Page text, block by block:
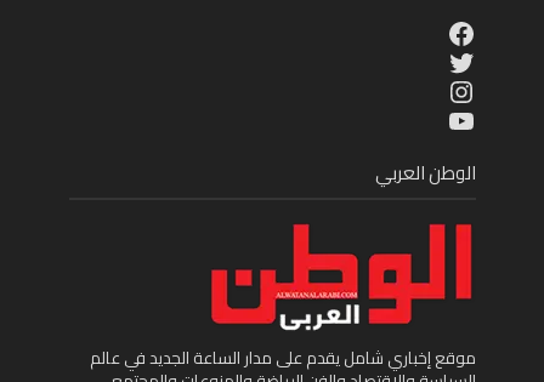
Facebook
Twitter
Instagram
YouTube
الوطن العربي
موقع إخباري شامل يقدم على مدار الساعة الجديد في عالم